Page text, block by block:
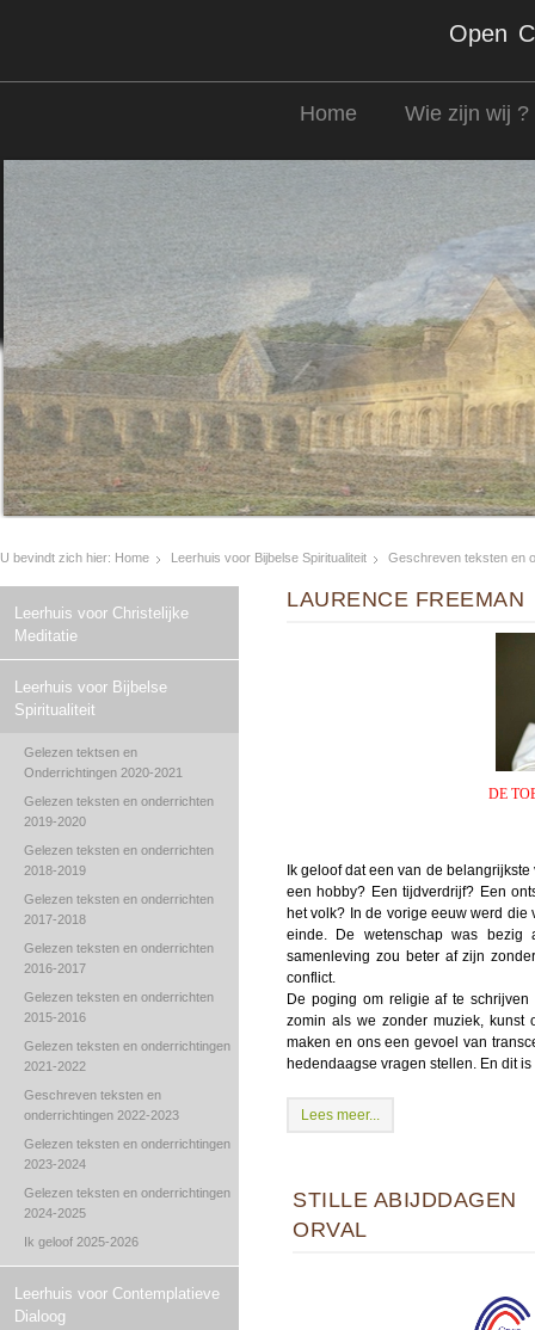
Open
Home Wie zijn wij ?
U bevindt zich hier: Home Leerhuis voor Bijbelse Spiritualiteit Geschreven teksten en
Leerhuis voor Christelijke
Meditatie
Leerhuis voor Bijbelse
Spiritualiteit
Gelezen tektsen en
Onderrichtingen 2020-2021
Gelezen teksten en onderrichten
2019-2020
Gelezen teksten en onderrichten
2018-2019
Gelezen teksten en onderrichten
2017-2018
Gelezen teksten en onderrichten
2016-2017
Gelezen teksten en onderrichten
2015-2016
Gelezen teksten en onderrichtingen
2021-2022
Geschreven teksten en
onderrichtingen 2022-2023
Gelezen teksten en onderrichtingen
2023-2024
Gelezen teksten en onderrichtingen
2024-2025
Ik geloof 2025-2026
Leerhuis voor Contemplatieve
Dialoog
LAURENCE FREEMAN
DE
Ik geloof dat een van de
een hobby? Een tijdverdrijf? Een
het volk? In de vorige eeuw werd
einde. De wetenschap was
samenleving zou beter af zijn
conflict.
De poging om religie af te
zomin als we zonder muziek,
maken en ons een gevoel van
hedendaagse vragen stellen. En dit
Lees meer...
STILLE ABIJDDAGEN
ORVAL